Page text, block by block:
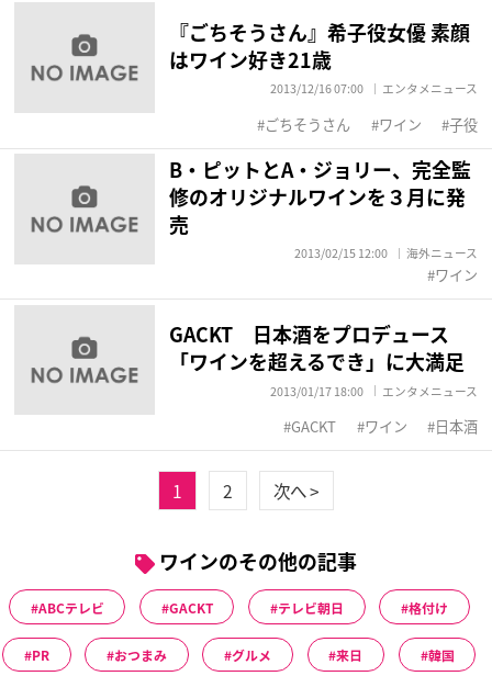
『ごちそうさん』希子役女優 素顔
はワイン好き21歳
2013/12/16 07:00 エンタメニュース
ごちそうさん ワイン 子役
B・ピットとA・ジョリー、完全監
修のオリジナルワインを３月に発
売
2013/02/15 12:00 海外ニュース
ワイン
GACKT 日本酒をプロデュース
「ワインを超えるでき」に大満足
2013/01/17 18:00 エンタメニュース
GACKT ワイン 日本酒
1 2 次へ >
ワインのその他の記事
ABCテレビ GACKT テレビ朝日 格付け
PR おつまみ グルメ 来日 韓国